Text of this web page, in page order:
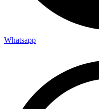
Whatsapp